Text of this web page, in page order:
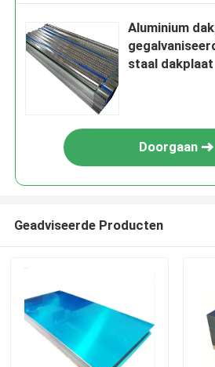
Aluminium
staal dakplaat
Doorgaan
Geadviseerde Producten